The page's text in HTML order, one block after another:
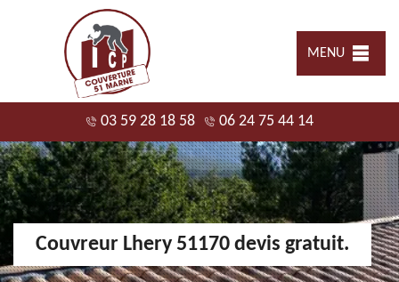
MENU
03 59 28 18 58 06 24 75 44 14
Couvreur Lhery 51170 devis gratuit.